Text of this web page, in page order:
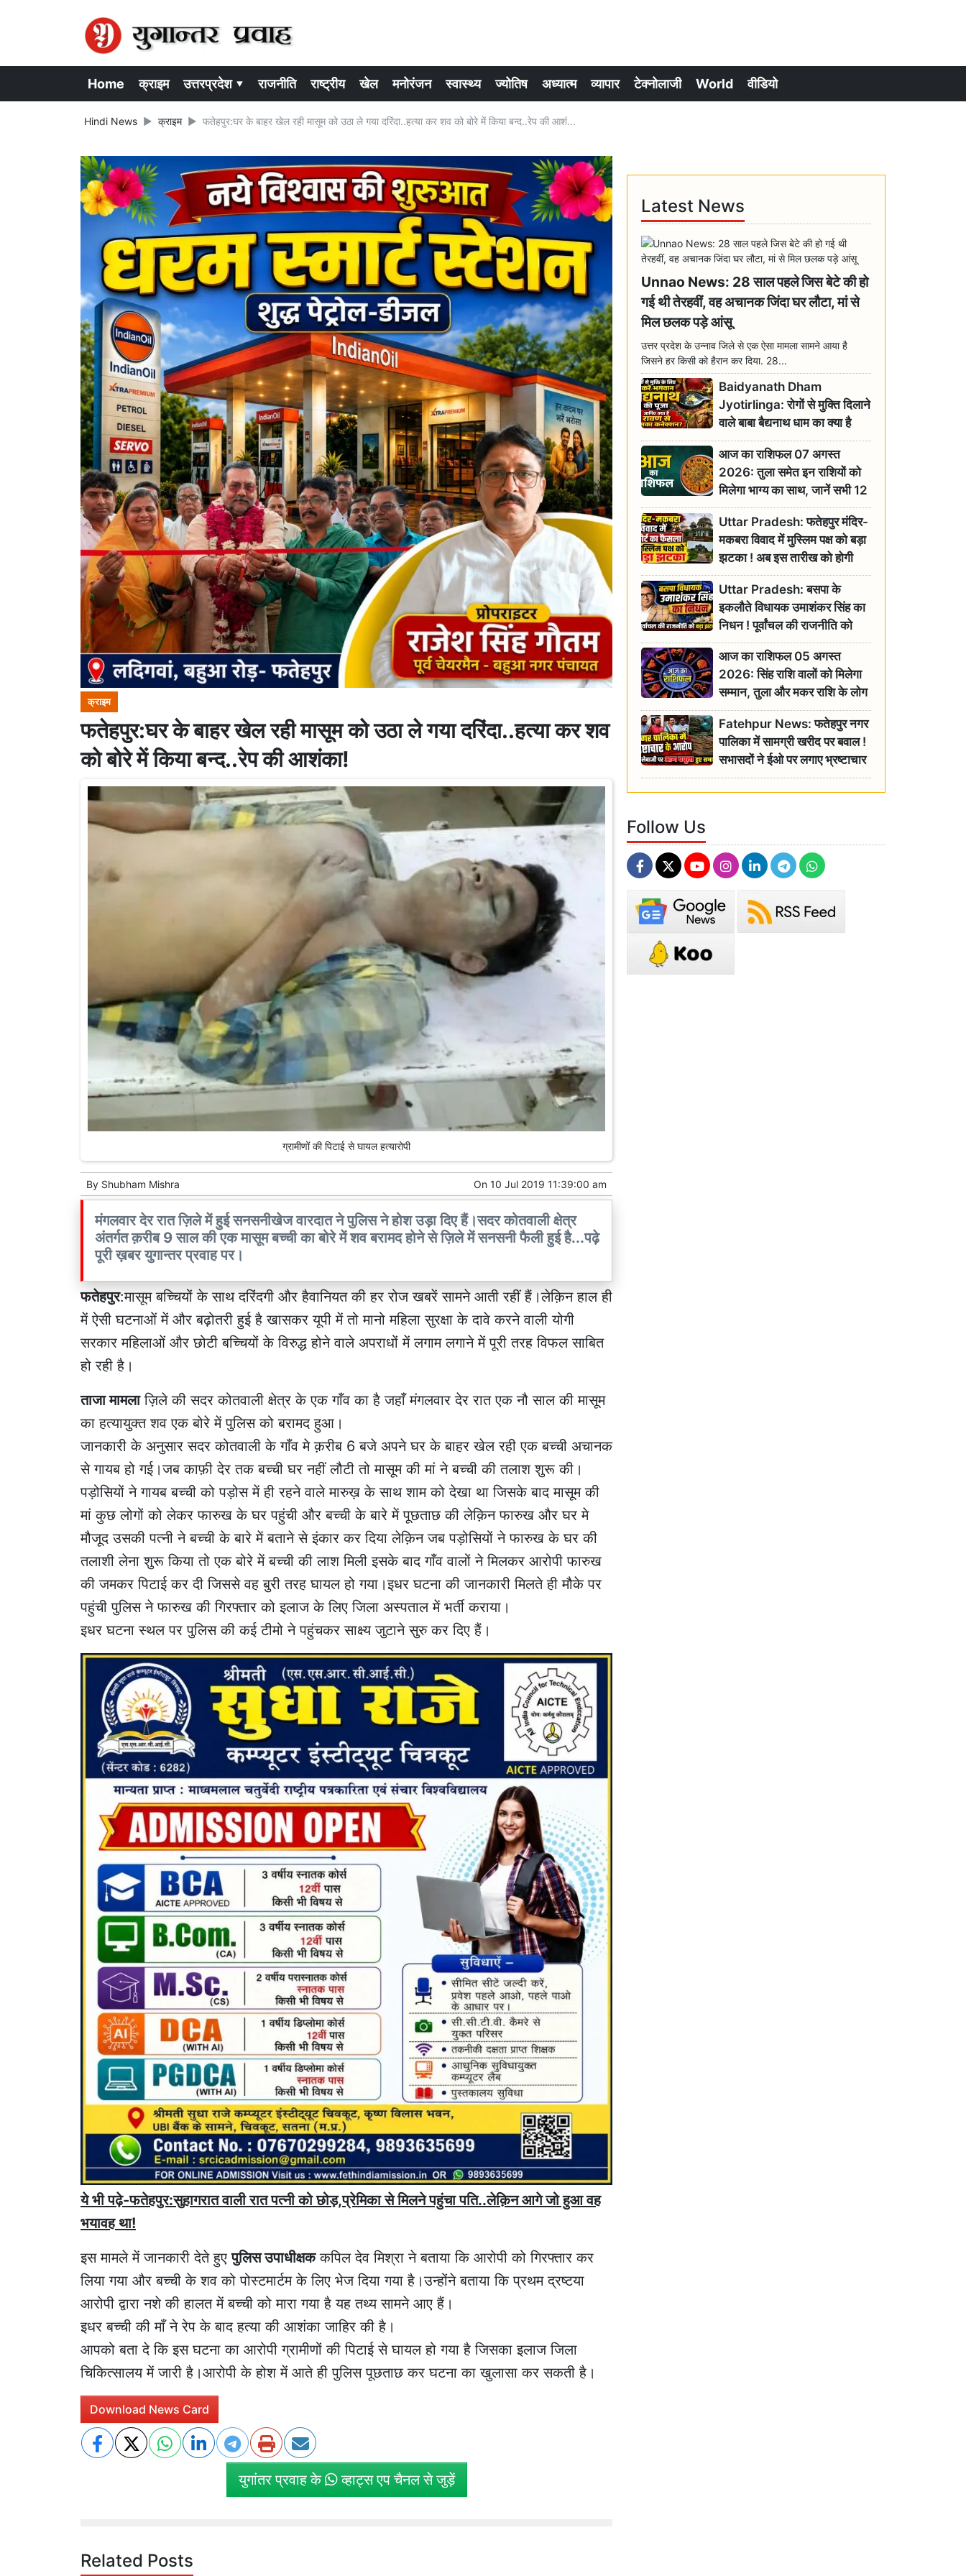
Home क्राइम उत्तरप्रदेश ▾ राजनीति राष्ट्रीय खेल मनोरंजन स्वास्थ्य ज्योतिष अध्यात्म व्यापार टेक्नोलाजी World वीडियो
Hindi News क्राइम फतेहपुर:घर के बाहर खेल रही मासूम को उठा ले गया दरिंदा..हत्या कर शव को बोरे में किया बन्द..रेप की आशं...
क्राइम
फतेहपुर:घर के बाहर खेल रही मासूम को उठा ले गया दरिंदा..हत्या कर शव
को बोरे में किया बन्द..रेप की आशंका!
ग्रामीणों की पिटाई से घायल हत्यारोपी
By Shubham Mishra On 10 Jul 2019 11:39:00 am
मंगलवार देर रात ज़िले में हुई सनसनीखेज वारदात ने पुलिस ने होश उड़ा दिए हैं।सदर कोतवाली क्षेत्र
अंतर्गत क़रीब 9 साल की एक मासूम बच्ची का बोरे में शव बरामद होने से ज़िले में सनसनी फैली हुई है...पढ़े
पूरी ख़बर युगान्तर प्रवाह पर।
फतेहपुर:मासूम बच्चियों के साथ दरिंदगी और हैवानियत की हर रोज खबरें सामने आती रहीं हैं।लेक़िन हाल ही
में ऐसी घटनाओं में और बढ़ोतरी हुई है खासकर यूपी में तो मानो महिला सुरक्षा के दावे करने वाली योगी
सरकार महिलाओं और छोटी बच्चियों के विरुद्ध होने वाले अपराधों में लगाम लगाने में पूरी तरह विफल साबित
हो रही है।
ताजा मामलाज़िले की सदर कोतवाली क्षेत्र के एक गाँव का है जहाँ मंगलवार देर रात एक नौ साल की मासूम
का हत्यायुक्त शव एक बोरे में पुलिस को बरामद हुआ।
जानकारी के अनुसार सदर कोतवाली के गाँव मे क़रीब 6 बजे अपने घर के बाहर खेल रही एक बच्ची अचानक
से गायब हो गई।जब काफ़ी देर तक बच्ची घर नहीं लौटी तो मासूम की मां ने बच्ची की तलाश शुरू की।
पड़ोसियों ने गायब बच्ची को पड़ोस में ही रहने वाले मारुख़ के साथ शाम को देखा था जिसके बाद मासूम की
मां कुछ लोगों को लेकर फारुख के घर पहुंची और बच्ची के बारे में पूछताछ की लेक़िन फारुख और घर मे
मौजूद उसकी पत्नी ने बच्ची के बारे में बताने से इंकार कर दिया लेक़िन जब पड़ोसियों ने फारुख के घर की
तलाशी लेना शुरू किया तो एक बोरे में बच्ची की लाश मिली इसके बाद गाँव वालों ने मिलकर आरोपी फारुख
की जमकर पिटाई कर दी जिससे वह बुरी तरह घायल हो गया।इधर घटना की जानकारी मिलते ही मौके पर
पहुंची पुलिस ने फारुख की गिरफ्तार को इलाज के लिए जिला अस्पताल में भर्ती कराया।
इधर घटना स्थल पर पुलिस की कई टीमो ने पहुंचकर साक्ष्य जुटाने सुरु कर दिए हैं।
ये भी पढ़े-फतेहपुर:सुहागरात वाली रात पत्नी को छोड़,प्रेमिका से मिलने पहुंचा पति..लेक़िन आगे जो हुआ वह
भयावह था!
इस मामले में जानकारी देते हुएपुलिस उपाधीक्षककपिल देव मिश्रा ने बताया कि आरोपी को गिरफ्तार कर
लिया गया और बच्ची के शव को पोस्टमार्टम के लिए भेज दिया गया है।उन्होंने बताया कि प्रथम द्रष्टया
आरोपी द्वारा नशे की हालत में बच्ची को मारा गया है यह तथ्य सामने आए हैं।
इधर बच्ची की माँ ने रेप के बाद हत्या की आशंका जाहिर की है।
आपको बता दे कि इस घटना का आरोपी ग्रामीणों की पिटाई से घायल हो गया है जिसका इलाज जिला
चिकित्सालय में जारी है।आरोपी के होश में आते ही पुलिस पूछताछ कर घटना का खुलासा कर सकती है।
Download News Card
युगांतर प्रवाह के व्हाट्स एप चैनल से जुड़ें
Related Posts
Latest News
Unnao News: 28 साल पहले जिस बेटे की हो
गई थी तेरहवीं, वह अचानक जिंदा घर लौटा, मां से
मिल छलक पड़े आंसू
उत्तर प्रदेश के उन्नाव जिले से एक ऐसा मामला सामने आया है
जिसने हर किसी को हैरान कर दिया. 28...
Baidyanath Dham
Jyotirlinga: रोगों से मुक्ति दिलाने
वाले बाबा बैद्यनाथ धाम का क्या है
रावण से संबंध? जानिए ज्योतिर्लिंग की
महिमा
आज का राशिफल 07 अगस्त
2026: तुला समेत इन राशियों को
मिलेगा भाग्य का साथ, जानें सभी 12
राशियों का दैनिक भाग्यफल
Uttar Pradesh: फतेहपुर मंदिर-
मकबरा विवाद में मुस्लिम पक्ष को बड़ा
झटका ! अब इस तारीख को होगी
सुनवाई
Uttar Pradesh: बसपा के
इकलौते विधायक उमाशंकर सिंह का
निधन ! पूर्वांचल की राजनीति को
बड़ा झटका, योगी ने जताया दुःख
आज का राशिफल 05 अगस्त
2026: सिंह राशि वालों को मिलेगा
सम्मान, तुला और मकर राशि के लोग
रहें सतर्क
Fatehpur News: फतेहपुर नगर
पालिका में सामग्री खरीद पर बवाल !
सभासदों ने ईओ पर लगाए भ्रष्टाचार
के गंभीर आरोप
Follow Us